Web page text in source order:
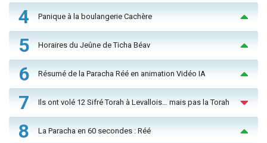
4 Panique à la boulangerie Cachère
5 Horaires du Jeûne de Ticha Béav
6 Résumé de la Paracha Réé en animation Vidéo IA
7 Ils ont volé 12 Sifré Torah à Levallois… mais pas la Torah
8 La Paracha en 60 secondes : Réé